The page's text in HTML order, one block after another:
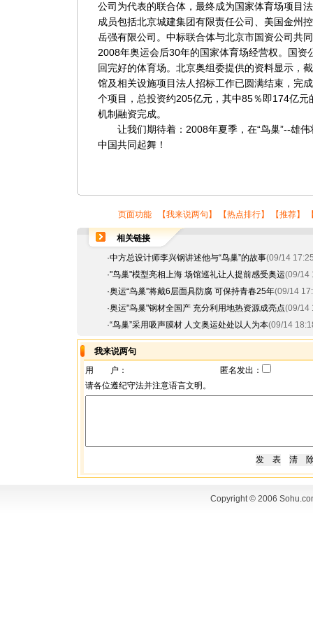
公司为代表的联合体，最终成为国家体育场项目
成员包括北京城建集团有限责任公司、美国金州
岳强有限公司。中标联合体与北京市国资公司共
2008年奥运会后30年的国家体育场经营权。国资
回完好的体育场。北京奥组委提供的资料显示，
馆及相关设施项目法人招标工作已圆满结束，完
个项目，总投资约205亿元，其中85％即174亿
机制融资完成。
让我们期待着：2008年夏季，在“鸟巢”--雄伟
中国共同起舞！
页面功能 【我来说两句 】 【热点排行】 【推荐】
相关链接
·中方总设计师李兴钢讲述他与“鸟巢”的故事(09/14
·"鸟巢"模型亮相上海 场馆巡礼让人提前感受奥运(09/14
·奥运“鸟巢”将戴6层面具防腐 可保持青春25年(09/14
·奥运"鸟巢"钢材全国产 充分利用地热资源成亮点(09/14
·“鸟巢”采用吸声膜材 人文奥运处处以人为本(09/14
我来说两句
用 户：
匿名发出：
请各位遵纪守法并注意语言文明。
Copyright © 2006